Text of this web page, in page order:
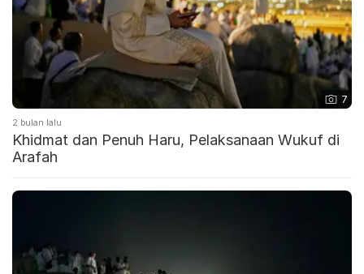
7
2 bulan lalu
Khidmat dan Penuh Haru, Pelaksanaan Wukuf di
Arafah